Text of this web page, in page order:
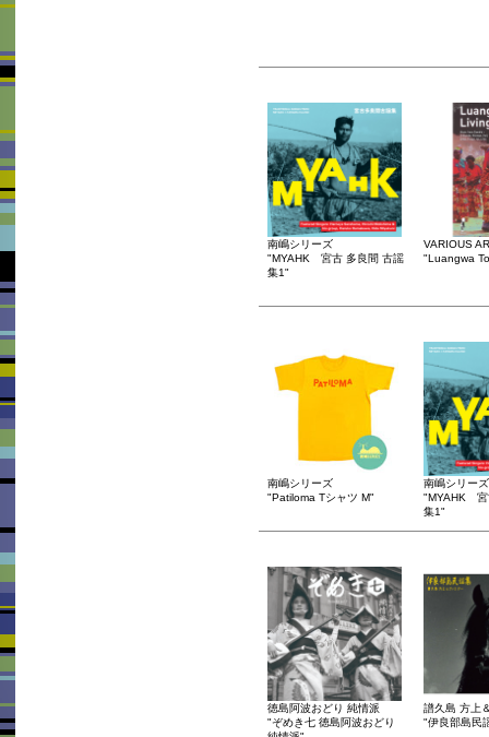
南嶋シリーズ
"MYAHK 宮古 多良間 古謡
集1"
VARIOUS
"Luangwa
南嶋シリーズ
"Patiloma Tシャツ M"
南嶋シリーズ
"MYAHK 宮
集1"
徳島阿波おどり 純情派
"ぞめき七 徳島阿波おどり
譜久島 方上
"伊良部島民